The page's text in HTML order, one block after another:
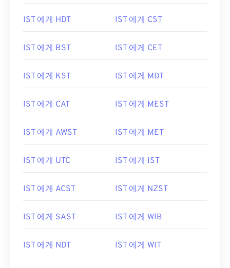
IST 에게 HDT IST 에게 CST
IST 에게 BST IST 에게 CET
IST 에게 KST IST 에게 MDT
IST 에게 CAT IST 에게 MEST
IST 에게 AWST IST 에게 MET
IST 에게 UTC IST 에게 IST
IST 에게 ACST IST 에게 NZST
IST 에게 SAST IST 에게 WIB
IST 에게 NDT IST 에게 WIT